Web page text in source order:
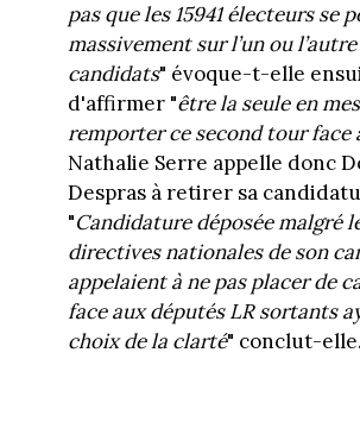
pas que les 15941 électeurs se
massivement sur l’un ou
candidats" évoque-t-elle
d'affirmer "être la seule en
remporter ce second tour face
Nathalie Serre appelle donc
Despras à retirer sa
"Candidature déposée malgré
directives nationales de son
appelaient à ne pas placer de
face aux députés LR sortants
choix de la clarté" conclut-elle.